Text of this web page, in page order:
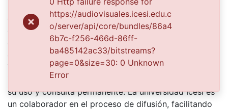
Departamental del Valle Jorge Garcés Borrero, por
convenio de cooperación suscrito con la Secretaria
del Cultura Departamental, con el fin de aunar
esfuerzos para su conservación, preservación y
divulgación del Archivo entre la comunidad
Vallecaucana, especialmente entre los estudiantes e
investigadores que visitan la Biblioteca, propiciando el
su uso y consulta permanente. La universidad Icesi es
un colaborador en el proceso de difusión, facilitando